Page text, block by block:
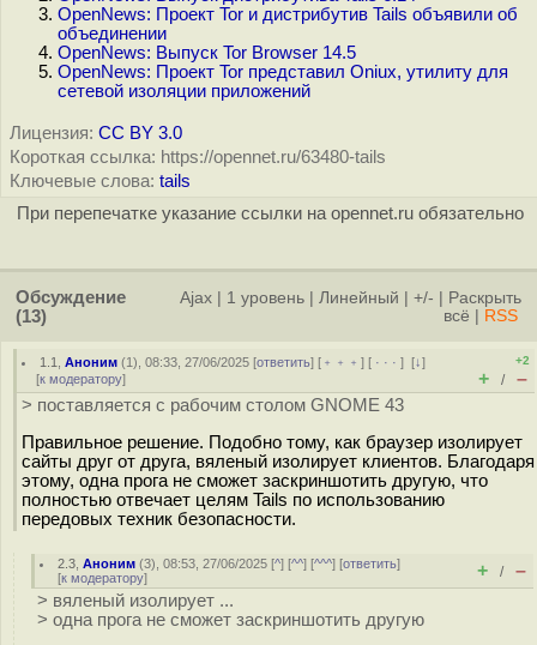
OpenNews: Проект Tor и дистрибутив Tails объявили об
объединении
OpenNews: Выпуск Tor Browser 14.5
OpenNews: Проект Tor представил Oniux, утилиту для
сетевой изоляции приложений
Лицензия: CC BY 3.0
Короткая ссылка: https://opennet.ru/63480-tails
Ключевые слова: tails
При перепечатке указание ссылки на opennet.ru обязательно
Обсуждение
(13)
Ajax 1 уровень Линейный +/-
Раскрыть
всё
RSS
1.1 ,Аноним (1), 08:33, 27/06/2025 [ответить] [ ﹢﹢﹢] [ · · ·][↓]
[к модератору]
+2
+ / –
> поставляется с рабочим столом GNOME 43
Правильное решение. Подобно тому, как браузер изолирует
сайты друг от друга, вяленый изолирует клиентов. Благодаря
этому, одна прога не сможет заскриншотить другую, что
полностью отвечает целям Tails по использованию
передовых техник безопасности.
2.3 ,Аноним (3), 08:53, 27/06/2025 [^] [^^] [^^^] [ответить]
[к модератору] + / –
> вяленый изолирует ...
> одна прога не сможет заскриншотить другую